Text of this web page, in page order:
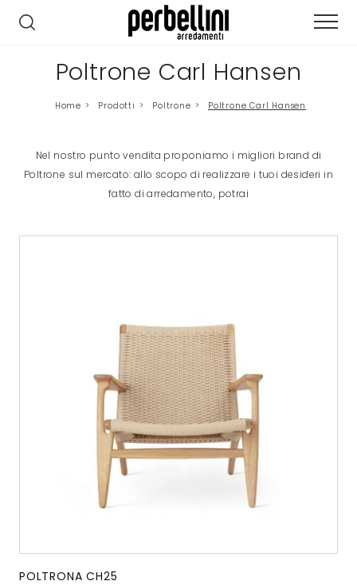
Poltrone Carl Hansen
Home > Prodotti > Poltrone > Poltrone Carl Hansen
Nel nostro punto vendita proponiamo i migliori brand di
Poltrone sul mercato: allo scopo di realizzare i tuoi desideri in
fatto di arredamento, potrai
POLTRONA CH25